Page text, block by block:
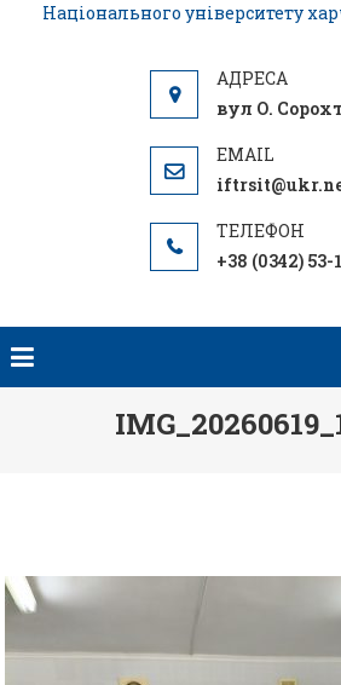
Національного університету
вул О.
+38 (0342) 53-